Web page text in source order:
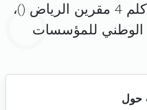
(
)،
للمؤسسات
حول